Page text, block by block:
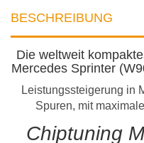
BESCHREIBUNG
Die weltweit
Mercedes Sprinter
Leistungssteigerung in
Spuren, mit
Chiptuning